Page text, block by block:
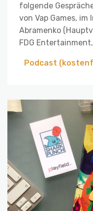
folgende
von Vap Games,
Abramenko
FDG
Podcast